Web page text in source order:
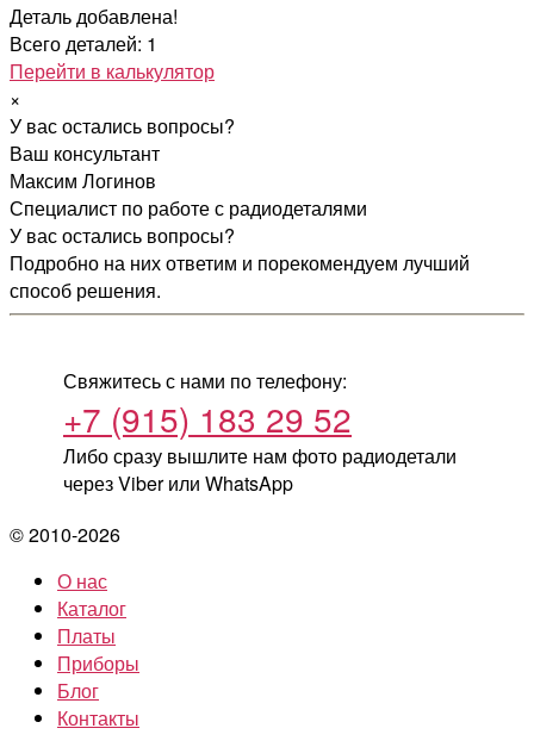
Деталь добавлена!
Всего деталей: 1
Перейти в калькулятор
×
У вас остались вопросы?
Ваш консультант
Максим Логинов
Специалист по работе с радиодеталями
У вас остались вопросы?
Подробно на них ответим и порекомендуем лучший
способ решения.
Свяжитесь с нами по телефону:
+7 (915) 183 29 52
Либо сразу вышлите нам фото радиодетали
через Viber или WhatsApp
© 2010-2026
О нас
Каталог
Платы
Приборы
Блог
Контакты